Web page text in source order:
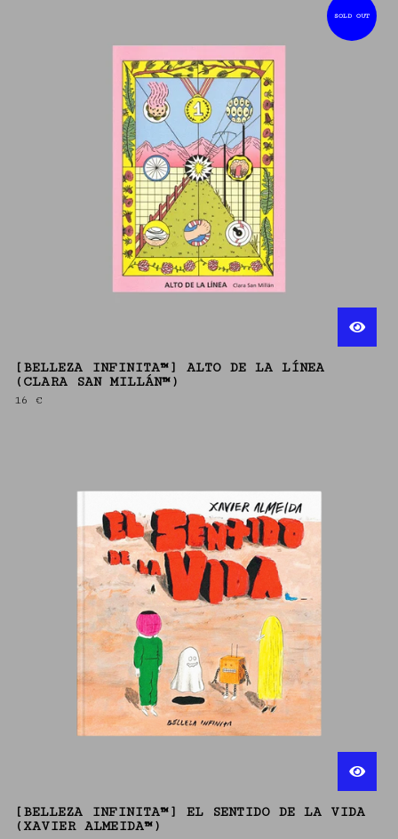
SOLD OUT
[BELLEZA INFINITA™] ALTO DE LA LÍNEA
(CLARA SAN MILLÁN™)
16 €
[BELLEZA INFINITA™] EL SENTIDO DE LA VIDA
(XAVIER ALMEIDA™)